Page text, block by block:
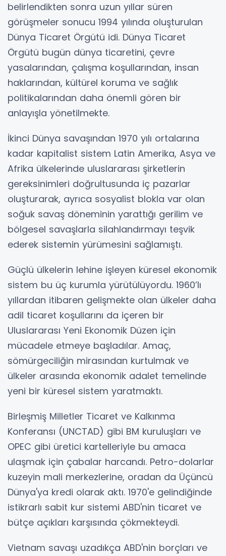
belirlendikten sonra uzun yıllar süren
görüşmeler sonucu 1994 yılında oluşturulan
Dünya Ticaret Örgütü idi. Dünya Ticaret
Örgütü bugün dünya ticaretini, çevre
yasalarından, çalışma koşullarından, insan
haklarından, kültürel koruma ve sağlık
politikalarından daha önemli gören bir
anlayışla yönetilmekte.
İkinci Dünya savaşından 1970 yılı ortalarına
kadar kapitalist sistem Latin Amerika, Asya ve
Afrika ülkelerinde uluslararası şirketlerin
gereksinimleri doğrultusunda iç pazarlar
oluşturarak, ayrıca sosyalist blokla var olan
soğuk savaş döneminin yarattığı gerilim ve
bölgesel savaşlarla silahlandırmayı teşvik
ederek sistemin yürümesini sağlamıştı.
Güçlü ülkelerin lehine işleyen küresel ekonomik
sistem bu üç kurumla yürütülüyordu. 1960’lı
yıllardan itibaren gelişmekte olan ülkeler daha
adil ticaret koşullarını da içeren bir
Uluslararası Yeni Ekonomik Düzen için
mücadele etmeye başladılar. Amaç,
sömürgeciliğin mirasından kurtulmak ve
ülkeler arasında ekonomik adalet temelinde
yeni bir küresel sistem yaratmaktı.
Birleşmiş Milletler Ticaret ve Kalkınma
Konferansı (UNCTAD) gibi BM kuruluşları ve
OPEC gibi üretici kartelleriyle bu amaca
ulaşmak için çabalar harcandı. Petro-dolarlar
kuzeyin mali merkezlerine, oradan da Üçüncü
Dünya'ya kredi olarak aktı. 1970'e gelindiğinde
istikrarlı sabit kur sistemi ABD'nin ticaret ve
bütçe açıkları karşısında çökmekteydi.
Vietnam savaşı uzadıkça ABD'nin borçları ve